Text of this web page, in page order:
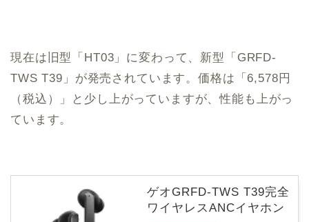
現在は旧型「HT03」に変わって、新型「GRFD-
TWS T39」が発売されています。価格は「6,578円
（税込）」と少し上がっていますが、性能も上がっ
ています。
ゲオGRFD-TWS T39完全
ワイヤレスANCイヤホン